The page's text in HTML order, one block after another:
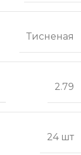
Тисненая
2.79
24 шт